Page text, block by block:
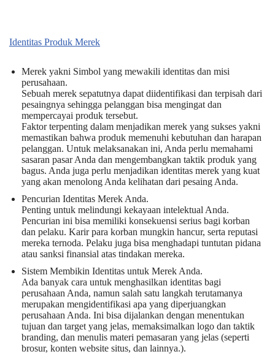
Identitas Produk Merek
Merek yakni Simbol yang mewakili identitas dan misi
perusahaan.
Sebuah merek sepatutnya dapat diidentifikasi dan terpisah dari
pesaingnya sehingga pelanggan bisa mengingat dan
mempercayai produk tersebut.
Faktor terpenting dalam menjadikan merek yang sukses yakni
memastikan bahwa produk memenuhi kebutuhan dan harapan
pelanggan. Untuk melaksanakan ini, Anda perlu memahami
sasaran pasar Anda dan mengembangkan taktik produk yang
bagus. Anda juga perlu menjadikan identitas merek yang kuat
yang akan menolong Anda kelihatan dari pesaing Anda.
Pencurian Identitas Merek Anda.
Penting untuk melindungi kekayaan intelektual Anda.
Pencurian ini bisa memiliki konsekuensi serius bagi korban
dan pelaku. Karir para korban mungkin hancur, serta reputasi
mereka ternoda. Pelaku juga bisa menghadapi tuntutan pidana
atau sanksi finansial atas tindakan mereka.
Sistem Membikin Identitas untuk Merek Anda.
Ada banyak cara untuk menghasilkan identitas bagi
perusahaan Anda, namun salah satu langkah terutamanya
merupakan mengidentifikasi apa yang diperjuangkan
perusahaan Anda. Ini bisa dijalankan dengan menentukan
tujuan dan target yang jelas, memaksimalkan logo dan taktik
branding, dan menulis materi pemasaran yang jelas (seperti
brosur, konten website situs, dan lainnya.).